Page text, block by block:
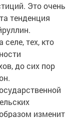
Это очень
тенденция
тех, кто
до сих пор
изменит